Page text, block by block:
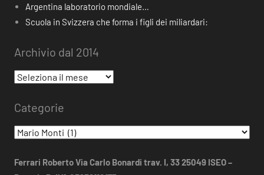
Argentina laboratorio mondiale…
Scuola in Svizzera che forma i figli dei miliardari:
Archivio dal 2014
Archivio
2014
Categorie
Categorie
Ferrari Roberto Via Carlo Bonardi trav. I, 33 25049 ISEO –